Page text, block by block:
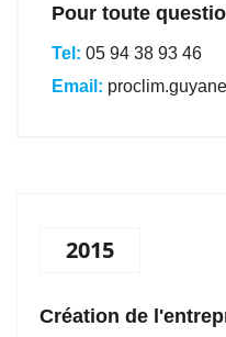
Pour toute
Tel: 05 94 38 93 46
Email:
2015
Création de